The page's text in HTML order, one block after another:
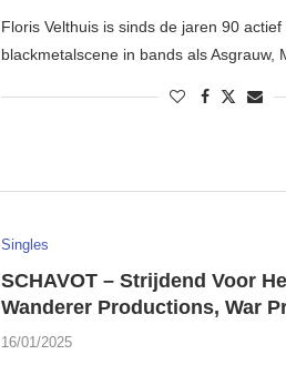
Floris Velthuis is sinds de jaren 90 actief
blackmetalscene in bands als Asgrauw,
Singles
SCHAVOT – Strijdend Voor
Wanderer Productions, War
16/01/2025